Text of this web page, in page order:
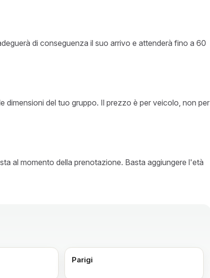
di conseguenza il suo arrivo e attenderà fino a 60
dimensioni del tuo gruppo. Il prezzo è per veicolo, non per
al momento della prenotazione. Basta aggiungere l'età
Parigi